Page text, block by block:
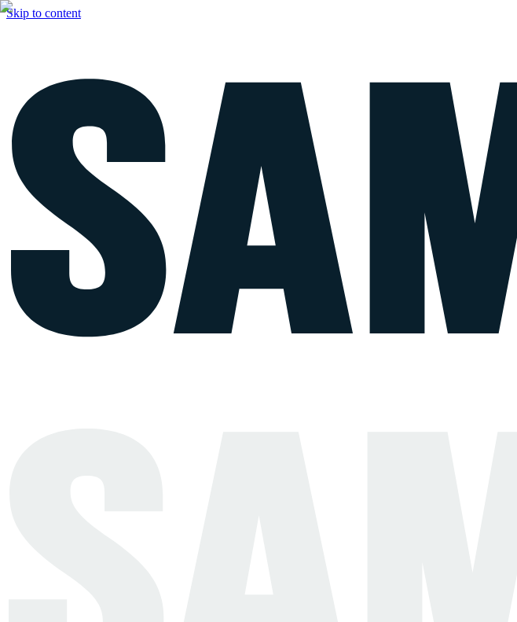
Skip to content